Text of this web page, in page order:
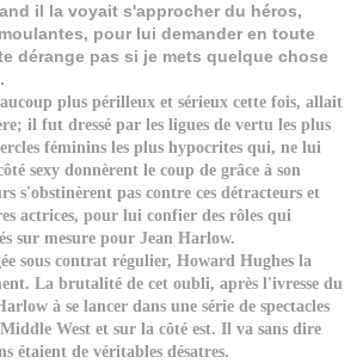
il la voyait s'approcher du héros,
pour lui demander en toute
dérange pas si je mets quelque chose
plus périlleux et sérieux cette fois, allait
il fut dressé par les ligues de vertu les plus
féminins les plus hypocrites qui, ne lui
sexy donnèrent le coup de grâce à son
s'obstinèrent pas contre ces détracteurs et
actrices, pour lui confier des rôles qui
sur mesure pour Jean Harlow.
sous contrat régulier, Howard Hughes la
La brutalité de cet oubli, après l'ivresse du
à se lancer dans une série de spectacles
West et sur la côté est. Il va sans dire
étaient de véritables désatres.